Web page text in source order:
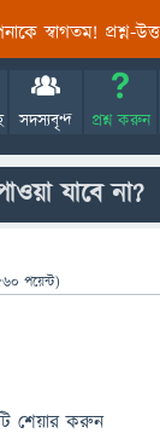
স্বাগতম! প্রশ্ন-
সদস্যবৃন্দ প্রশ্ন করুন
যাবে না?
পয়েন্ট)
শেয়ার করুন